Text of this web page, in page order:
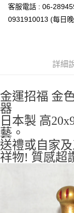
ATM付款
每筆NT$65，滿
每筆NT$65，滿
7-11取貨付款
每筆NT$65，滿
付款後7-11取貨
每筆NT$65，滿
每筆NT$100，滿
客服電話 : 06-
0931910013 (每日
詳細
金運招福 金
器
日本製 高
藝。
送禮或自家
祥物! 質感超